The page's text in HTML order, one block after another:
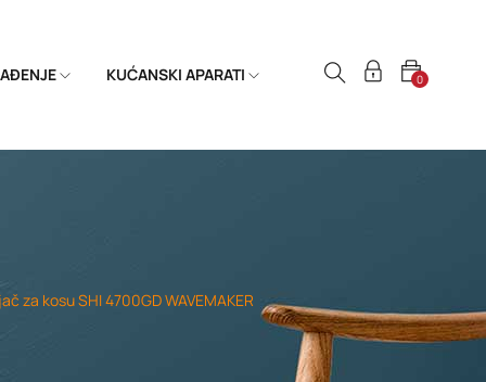
KUĆANSKI APARATI 0
za kosu SHI 4700GD WAVEMAKER